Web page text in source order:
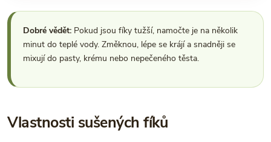
Dobré vědět: Pokud jsou fíky tužší, namočte je na několik
minut do teplé vody. Změknou, lépe se krájí a snadněji se
mixují do pasty, krému nebo nepečeného těsta.
Vlastnosti sušených fíků